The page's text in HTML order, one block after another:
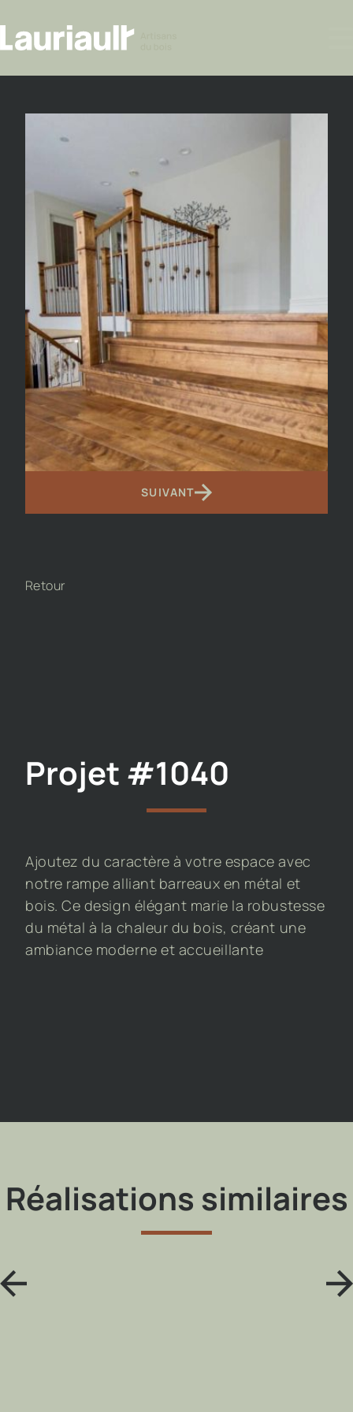
SUIVANT
Retour
Projet #1040
Ajoutez du caractère à votre espace avec
notre rampe alliant barreaux en métal et
bois. Ce design élégant marie la robustesse
du métal à la chaleur du bois, créant une
ambiance moderne et accueillante
Réalisations similaires